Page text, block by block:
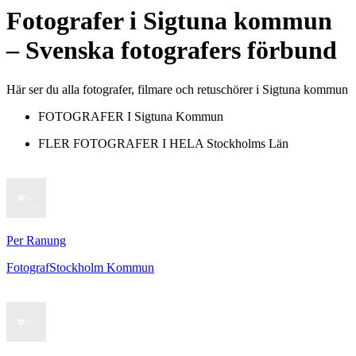
Fotograferi Sigtuna kommun
– Svenska fotografers förbund
Här ser du alla fotografer, filmare och retuschörer i Sigtuna kommun
FOTOGRAFER I Sigtuna Kommun
FLER FOTOGRAFER I HELA Stockholms Län
Per Ranung
FotografStockholm Kommun